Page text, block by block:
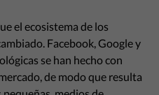
el ecosistema de los
Facebook, Google y
se han hecho con
de modo que resulta